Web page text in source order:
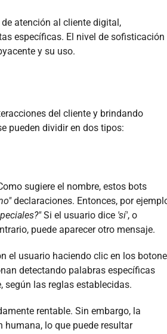
atención al cliente digital,
específicas. El nivel de sofisticación
y su uso.
del cliente y brindando
pueden dividir en dos tipos:
sugiere el nombre, estos bots
declaraciones. Entonces, por
Si el usuario dice 'sí', o
puede aparecer otro mensaje.
el usuario haciendo clic en los
detectando palabras específicas
según las reglas establecidas.
rentable. Sin embargo, la
lo que puede resultar